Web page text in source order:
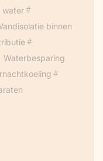
water
binnen
Waterbesparing